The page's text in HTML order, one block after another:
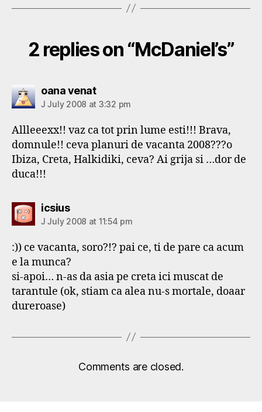
2 replies on “McDaniel’s”
oana venatsays:
J July 2008 at 3:32 pm
Allleeexx!! vaz ca tot prin lume esti!!! Brava,
domnule!! ceva planuri de vacanta 2008???o
Ibiza, Creta, Halkidiki, ceva? Ai grija si …dor de
duca!!!
icsiussays:
J July 2008 at 11:54 pm
:)) ce vacanta, soro?!? pai ce, ti de pare ca acum
e la munca?
si-apoi… n-as da asia pe creta ici muscat de
tarantule (ok, stiam ca alea nu-s mortale, doaar
dureroase)
Comments are closed.